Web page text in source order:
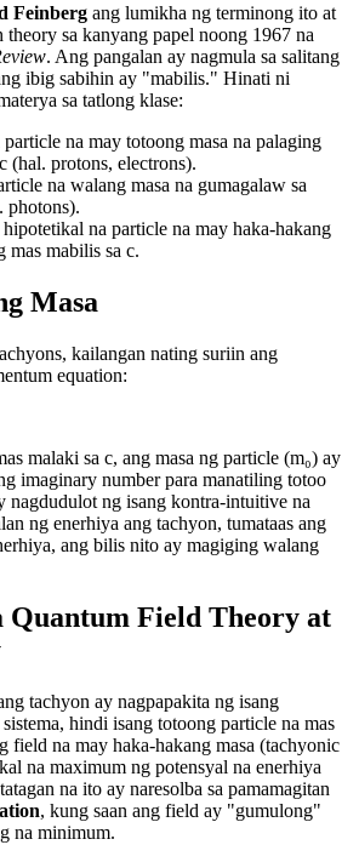
Feinberg ang lumikha ng terminong ito at
theory sa kanyang papel noong 1967 na
. Ang pangalan ay nagmula sa salitang
ibig sabihin ay "mabilis." Hinati ni
sa tatlong klase:
na may totoong masa na palaging
(hal. protons, electrons).
na walang masa na gumagalaw sa
photons).
na particle na may haka-hakang
mas mabilis sa c.
Masa
kailangan nating suriin ang
equation:
malaki sa c, ang masa ng particle (m₀) ay
imaginary number para manatiling totoo
nagdudulot ng isang kontra-intuitive na
ng enerhiya ang tachyon, tumataas ang
ang bilis nito ay magiging walang
Quantum Field Theory at
tachyon ay nagpapakita ng isang
hindi isang totoong particle na mas
field na may haka-hakang masa (tachyonic
na maximum ng potensyal na enerhiya
na ito ay naresolba sa pamamagitan
, kung saan ang field ay "gumulong"
na minimum.